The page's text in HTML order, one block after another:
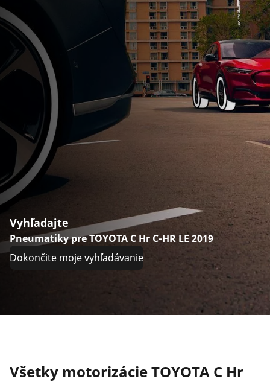
Vyhľadajte
Pneumatiky pre TOYOTA C Hr C-HR LE 2019
Dokončite moje vyhľadávanie
Všetky motorizácie TOYOTA C Hr